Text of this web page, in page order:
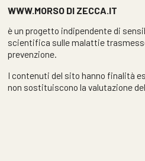
WWW.MORSO DI ZECCA.IT
è un progetto indipendente di
scientifica sulle malattie
prevenzione.
I contenuti del sito hanno finalità
non sostituiscono la valutazione